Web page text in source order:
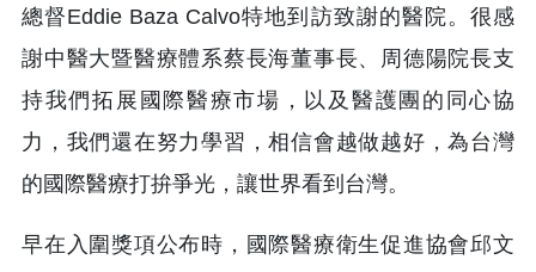
總督Eddie Baza Calvo特地到訪致謝的醫院。很感
謝中醫大暨醫療體系蔡長海董事長、周德陽院長支
持我們拓展國際醫療市場，以及醫護團的同心協
力，我們還在努力學習，相信會越做越好，為台灣
的國際醫療打拚爭光，讓世界看到台灣。
早在入圍獎項公布時，國際醫療衛生促進協會邱文